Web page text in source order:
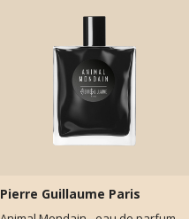
Pierre Guillaume Paris